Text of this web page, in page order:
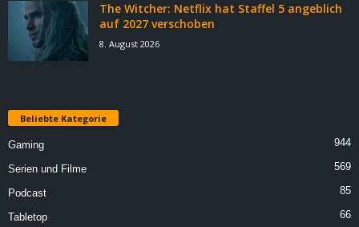
The Witcher: Netflix hat Staffel 5 angeblich
auf 2027 verschoben
8. August 2026
Beliebte Kategorie
Gaming 944
Serien und Filme 569
Podcast 85
Tabletop 66